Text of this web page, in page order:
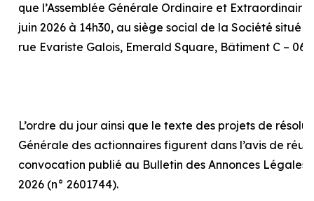
que l’Assemblée Générale Ordinaire et
juin 2026 à 14h30, au siège social de la Société situé
rue Evariste Galois, Emerald Square, Bâtiment C –
L’ordre du jour ainsi que le texte des projets de
Générale des actionnaires figurent dans l’avis de
convocation publié au Bulletin des Annonces Légales
2026 (n° 2601744).